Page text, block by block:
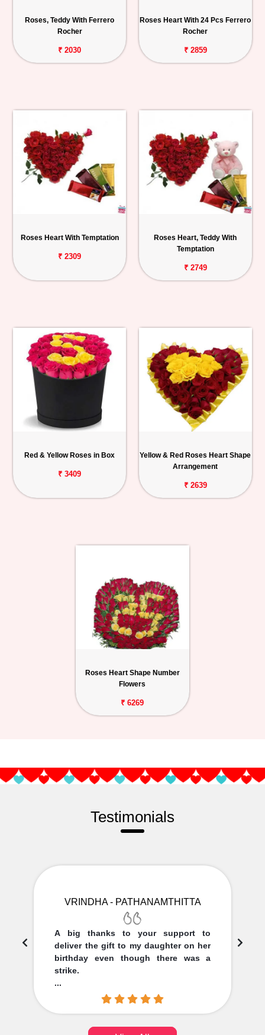
Roses, Teddy With Ferrero
Rocher
₹ 2030
Roses Heart With 24 Pcs Ferrero
Rocher
₹ 2859
Roses Heart With Temptation
₹ 2309
Roses Heart, Teddy With
Temptation
₹ 2749
Red & Yellow Roses in Box
₹ 3409
Yellow & Red Roses Heart Shape
Arrangement
₹ 2639
Roses Heart Shape Number
Flowers
₹ 6269
Testimonials
VRINDHA - PATHANAMTHITTA
A big thanks to your support to
deliver the gift to my daughter on her
birthday even though there was a
strike.
...